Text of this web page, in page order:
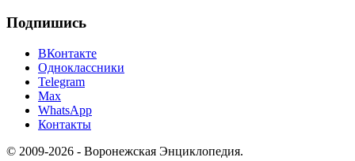
Подпишись
ВКонтакте
Одноклассники
Telegram
Max
WhatsApp
Контакты
© 2009-2026 - Воронежская Энциклопедия.